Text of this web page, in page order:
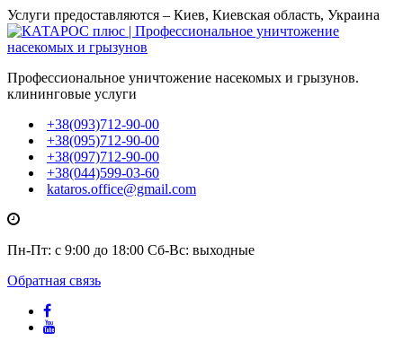
Услуги предоставляются – Киев, Киевская область, Украина
Профессиональное уничтожение насекомых и грызунов.
клининговые услуги
+38(093)712-90-00
+38(095)712-90-00
+38(097)712-90-00
+38(044)599-03-60
kataros.office@gmail.com
Пн-Пт: с 9:00 до 18:00 Сб-Вс: выходные
Обратная связь